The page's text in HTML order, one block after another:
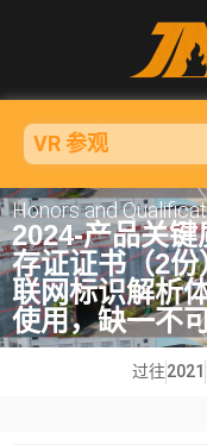
VR 参观
Honors and
2024-产品关
存证证书（2
联网标识解析
使用，缺一不
过往2021